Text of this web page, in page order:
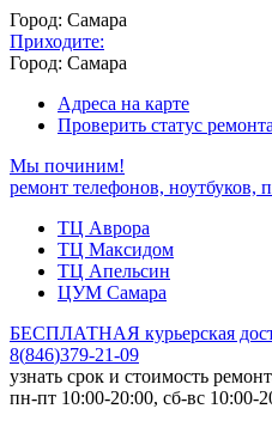
Город: Самара
Приходите:
Город: Самара
Адреса на карте
Проверить статус ремонта
Мы починим!
ремонт телефонов, ноутбуков,
ТЦ Аврора
ТЦ Максидом
ТЦ Апельсин
ЦУМ Самара
БЕСПЛАТНАЯ курьерская
8(846)379-21-09
узнать срок и стоимость
пн-пт 10:00-20:00, сб-вс 10:00-